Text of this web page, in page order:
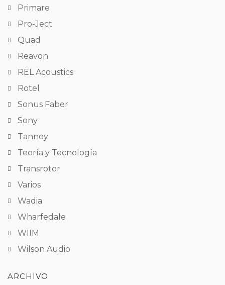
Primare
Pro-Ject
Quad
Reavon
REL Acoustics
Rotel
Sonus Faber
Sony
Tannoy
Teoría y Tecnología
Transrotor
Varios
Wadia
Wharfedale
WIIM
Wilson Audio
ARCHIVO